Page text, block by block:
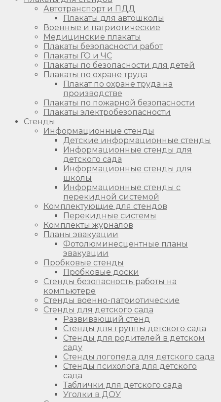
Автотранспорт и ПДД
Плакаты для автошколы
Военные и патриотические
Медицинские плакаты
Плакаты безопасности работ
Плакаты ГО и ЧС
Плакаты по безопасности для детей
Плакаты по охране труда
Плакат по охране труда на
производстве
Плакаты по пожарной безопасности
Плакаты электробезопасности
Стенды
Информационные стенды
Детские информационные стенды
Информационные стенды для
детского сада
Информационные стенды для
школы
Информационные стенды с
перекидной системой
Комплектующие для стендов
Перекидные системы
Комплекты журналов
Планы эвакуации
Фотолюминесцентные планы
эвакуации
Пробковые стенды
Пробковые доски
Стенды безопасность работы на
компьютере
Стенды военно-патриотические
Стенды для детского сада
Развивающий стенд
Стенды для группы детского сада
Стенды для родителей в детском
саду
Стенды логопеда для детского сада
Стенды психолога для детского
сада
Таблички для детского сада
Уголки в ДОУ